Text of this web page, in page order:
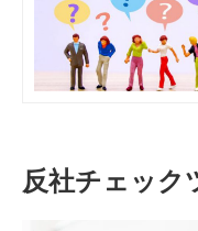
反社チェック